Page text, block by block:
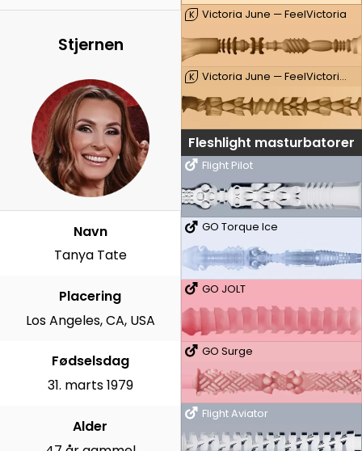
K Victoria June — FeelVictoria
K Victoria June — FeelVictoria Mouth
Fleshlight masturbatorer
Flight Pilot
GO Torque Ice
GO JOLT
GO Surge
Flight Aviator
Stjernen
Navn
Tanya Tate
Placering
Los Angeles, CA, USA
Fødselsdag
31. marts 1979
Alder